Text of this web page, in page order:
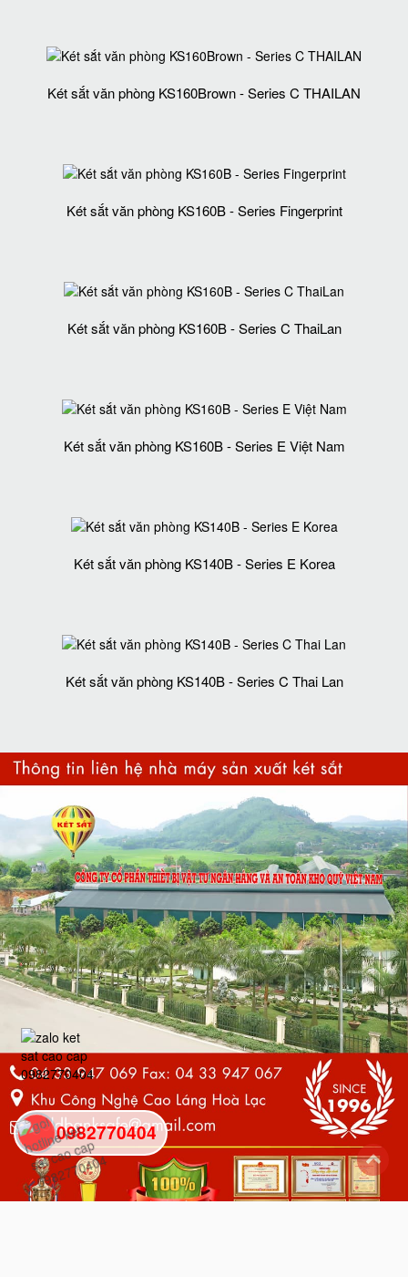
Két sắt văn phòng KS160Brown - Series C THAILAN
Két sắt văn phòng KS160B - Series Fingerprint
Két sắt văn phòng KS160B - Series C ThaiLan
Két sắt văn phòng KS160B - Series E Việt Nam
Két sắt văn phòng KS140B - Series E Korea
Két sắt văn phòng KS140B - Series C Thai Lan
0982770404
back